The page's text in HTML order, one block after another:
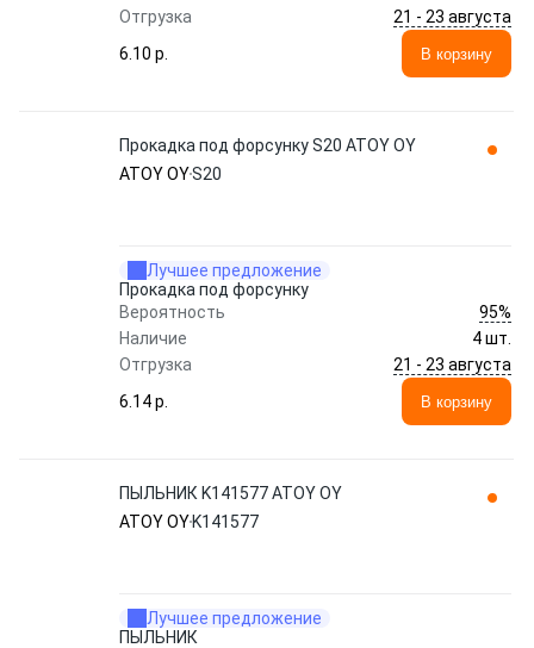
Отгрузка
21 - 23 августа
6.10 p.
В корзину
Прокадка под форсунку S20 ATOY OY
ATOY OYS20
Лучшее предложение
Прокадка под форсунку
Вероятность
95%
Наличие
4 шт.
Отгрузка
21 - 23 августа
6.14 p.
В корзину
ПЫЛЬНИК K141577 ATOY OY
ATOY OY K141577
Лучшее предложение
ПЫЛЬНИК